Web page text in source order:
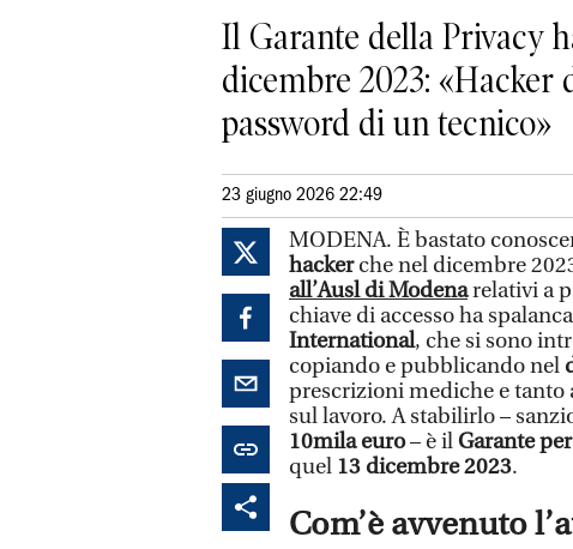
Il Garante della Privacy
dicembre 2023:
password di un tecnico»
23 giugno 2026 22:49
MODENA. È bastato
hackerche nel dicembre
all’Ausl di Modenarelativi a
chiave di accesso ha
International, che si sono
copiando e pubblicando nel
prescrizioni mediche e
sul lavoro. A stabilirlo –
10mila euro– è ilGarante
quel 13 dicembre 2023.
Com’è avvenuto